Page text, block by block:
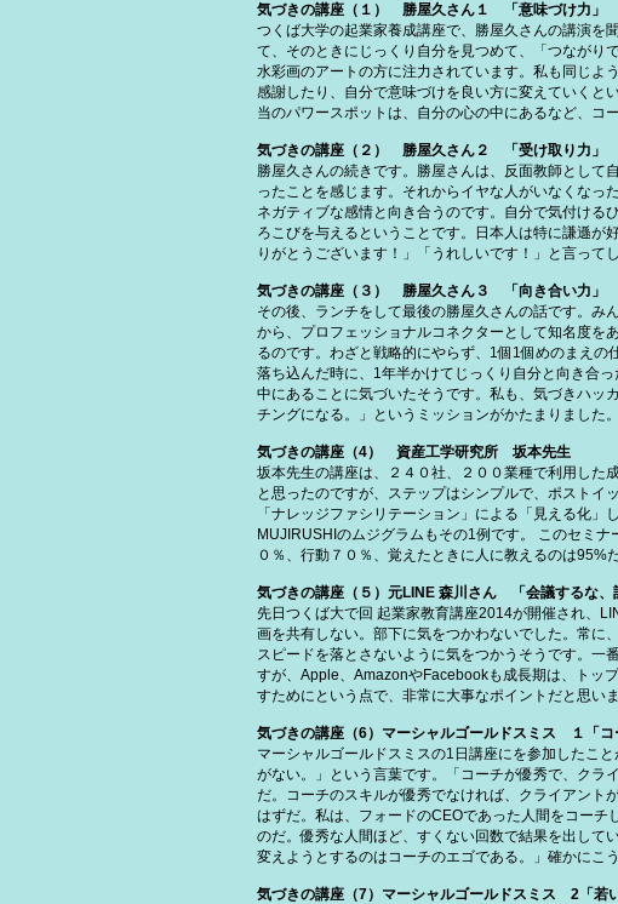
気づきの講座（１） 勝屋久さん１ 「意味づけ力」
つくば大学の起業家養成講座で、勝屋久さんの講演を
て、そのときにじっくり自分を見つめて、「つながり
水彩画のアートの方に注力されています。私も同じよ
感謝したり、自分で意味づけを良い方に変えていくと
当のパワースポットは、自分の心の中にあるなど、コ
気づきの講座（２） 勝屋久さん２ 「受け取り力」
勝屋久さんの続きです。勝屋さんは、反面教師として
ったことを感じます。それからイヤな人がいなくなっ
ネガティブな感情と向き合うのです。自分で気付ける
ろこびを与えるということです。日本人は特に謙遜が
りがとうございます！」「うれしいです！」と言って
気づきの講座（３） 勝屋久さん３ 「向き合い力」
その後、ランチをして最後の勝屋久さんの話です。み
から、プロフェッショナルコネクターとして知名度を
るのです。わざと戦略的にやらず、1個1個めのまえ
落ち込んだ時に、1年半かけてじっくり自分と向き合
中にあることに気づいたそうです。私も、気づきハッ
チングになる。」というミッションがかたまりました。
気づきの講座（4） 資産工学研究所 坂本先生
坂本先生の講座は、２４０社、２００業種で利用した
と思ったのですが、ステップはシンプルで、ポストイ
「ナレッジファシリテーション」による「見える化
MUJIRUSHIのムジグラムもその1例です。 このセミ
０％、行動７０％、覚えたときに人に教えるのは95%
気づきの講座（５）元LINE 森川さん 「会議するな、
先日つくば大で回 起業家教育講座2014が開催され、
画を共有しない。部下に気をつかわないでした。常に
スピードを落とさないように気をつかうそうです。一
すが、Apple、AmazonやFacebookも成長期は、トッ
すためにという点で、非常に大事なポイントだと思い
気づきの講座（6）マーシャルゴールドスミス １「コ
マーシャルゴールドスミスの1日講座にを参加したこ
がない。」という言葉です。「コーチが優秀で、クラ
だ。コーチのスキルが優秀でなければ、クライアント
はずだ。私は、フォードのCEOであった人間をコー
のだ。優秀な人間ほど、すくない回数で結果を出して
変えようとするのはコーチのエゴである。」確かにこ
気づきの講座（7）マーシャルゴールドスミス 2「若